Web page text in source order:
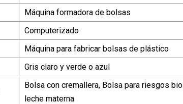
Máquina formadora de bolsas
Computerizado
Máquina para fabricar bolsas de plástico
Gris claro y verde o azul
Bolsa con cremallera, Bolsa para riesgos
leche materna